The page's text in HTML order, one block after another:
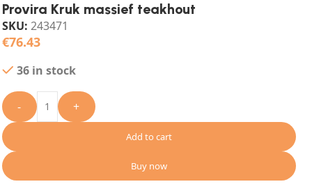
Provira Kruk massief teakhout
SKU: 243471
€76.43
36 in stock
- +
Add to cart
Buy now